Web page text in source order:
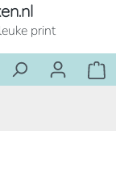
print